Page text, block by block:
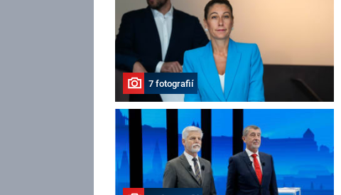
7 fotografií